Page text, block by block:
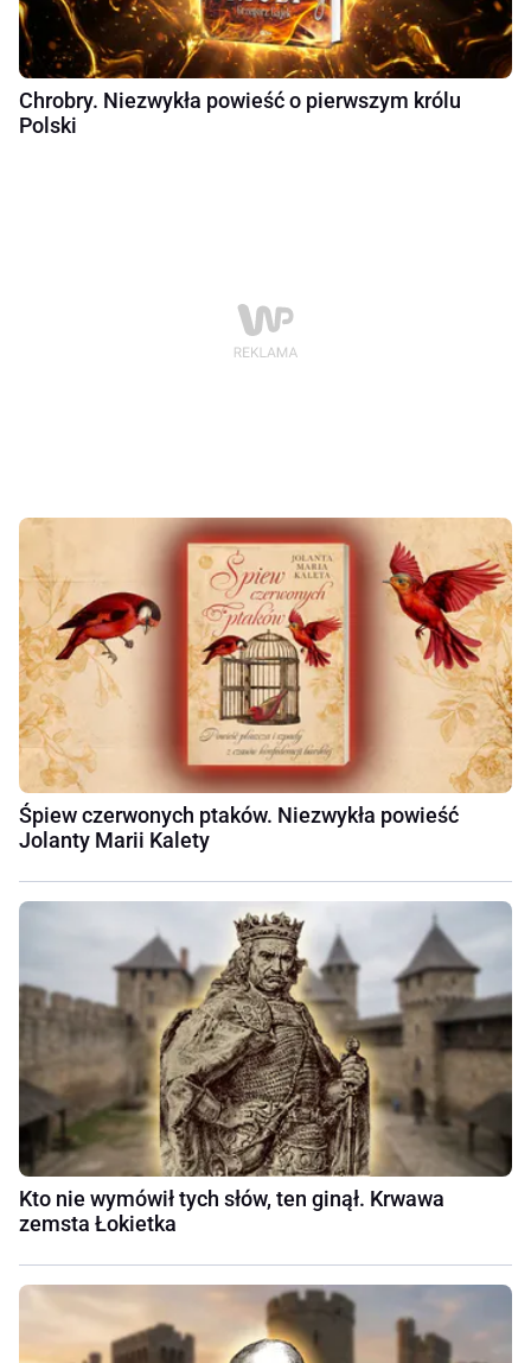
Chrobry. Niezwykła powieść o pierwszym królu
Polski
Śpiew czerwonych ptaków. Niezwykła powieść
Jolanty Marii Kalety
Kto nie wymówił tych słów, ten ginął. Krwawa
zemsta Łokietka